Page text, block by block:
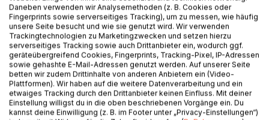
BESCHREIBUNG
Zen-Satsang with Ishvara on different spiritual issues.
Daneben verwenden wir Analysemethoden (z. B. Cookies oder
Fingerprints sowie serverseitiges Tracking), um zu messen, wie häufig
unsere Seite besucht und wie sie genutzt wird. Wir verwenden
Trackingtechnologien zu Marketingzwecken und setzen hierzu
serverseitiges Tracking sowie auch Drittanbieter ein, wodurch ggf.
geräteübergreifend Cookies, Fingerprints, Tracking-Pixel, IP-Adressen
sowie gehashte E-Mail-Adressen genutzt werden. Auf unserer Seite
betten wir zudem Drittinhalte von anderen Anbietern ein (Video-
Plattformen). Wir haben auf die weitere Datenverarbeitung und ein
etwaiges Tracking durch den Drittanbieter keinen Einfluss. Mit deiner
Einstellung willigst du in die oben beschriebenen Vorgänge ein. Du
kannst deine Einwilligung (z. B. im Footer unter „Privacy-Einstellungen“)